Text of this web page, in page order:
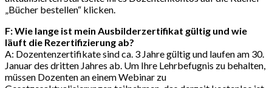
„Bücher bestellen“ klicken.
F: Wie lange ist mein Ausbilderzertifikat gültig und wie
läuft die Rezertifizierung ab?
A: Dozentenzertifikate sind ca. 3 Jahre gültig und laufen am 30.
Januar des dritten Jahres ab. Um Ihre Lehrbefugnis zu behalten,
müssen Dozenten an einem Webinar zu